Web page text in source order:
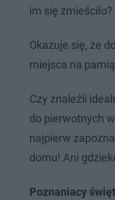
im się zmieściło?
Okazuje się, że
miejsca na
Czy znaleźli
do pierwotnych
najpierw
domu! Ani
Poznaniacy